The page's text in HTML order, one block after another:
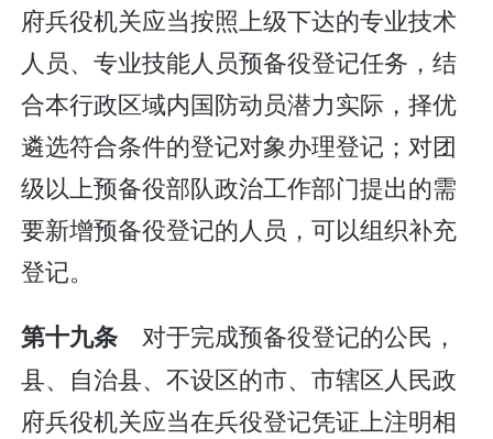
府兵役机关应当按照上级下达的专业技术
人员、专业技能人员预备役登记任务，结
合本行政区域内国防动员潜力实际，择优
遴选符合条件的登记对象办理登记；对团
级以上预备役部队政治工作部门提出的需
要新增预备役登记的人员，可以组织补充
登记。
第十九条对于完成预备役登记的公民，
县、自治县、不设区的市、市辖区人民政
府兵役机关应当在兵役登记凭证上注明相